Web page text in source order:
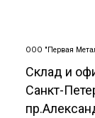
ООО "Первая
Склад и
Санкт-